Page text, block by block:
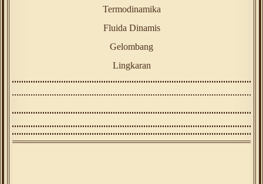
Termodinamika
Fluida Dinamis
Gelombang
Lingkaran